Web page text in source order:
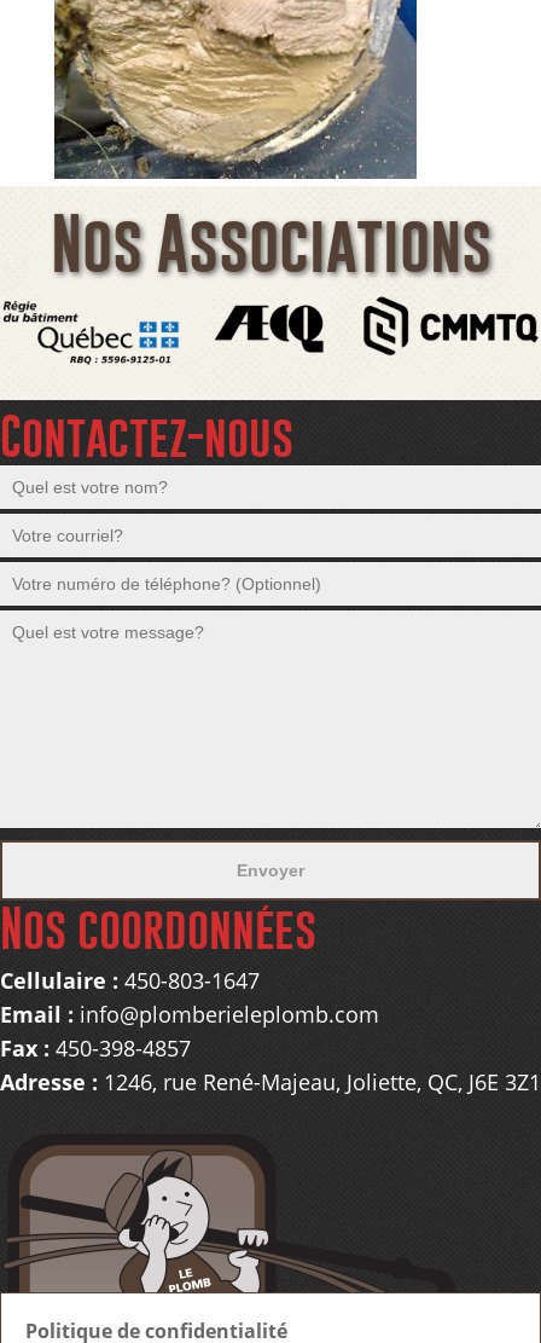
Nos Associations
Contactez-nous
Nos coordonnées
Cellulaire : 450-803-1647
Email : info@plomberieleplomb.com
Fax : 450-398-4857
Adresse : 1246, rue René-Majeau, Joliette, QC, J6E 3Z1
Politique de confidentialité